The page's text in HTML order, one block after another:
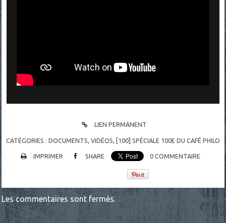
LIEN PERMANENT
CATÉGORIES : DOCUMENTS, VIDÉOS, [100] SPÉCIALE 100E DU CAFÉ PHILO
IMPRIMER SHARE 0 COMMENTAIRE
Les commentaires sont fermés.